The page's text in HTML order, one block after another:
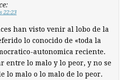
22:23
han visto venir al lobo de la
lo conocido de «toda la
autonomica reciente.
entre lo malo y lo peor, y no se
lo malo o lo malo de lo peor.